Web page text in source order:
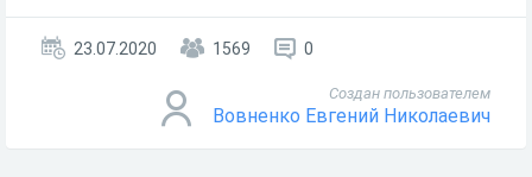
23.07.2020 1569 0
Создан пользователем
Вовненко Евгений Николаевич